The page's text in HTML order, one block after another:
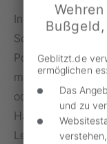
In Deutschland
Sollte der Halter
Polizei den
machen. Dafür
oder im Umfeld
Halter sich nicht
Lebenspartner,
Geblitzt.de
ermöglichen es:
Das
und zu